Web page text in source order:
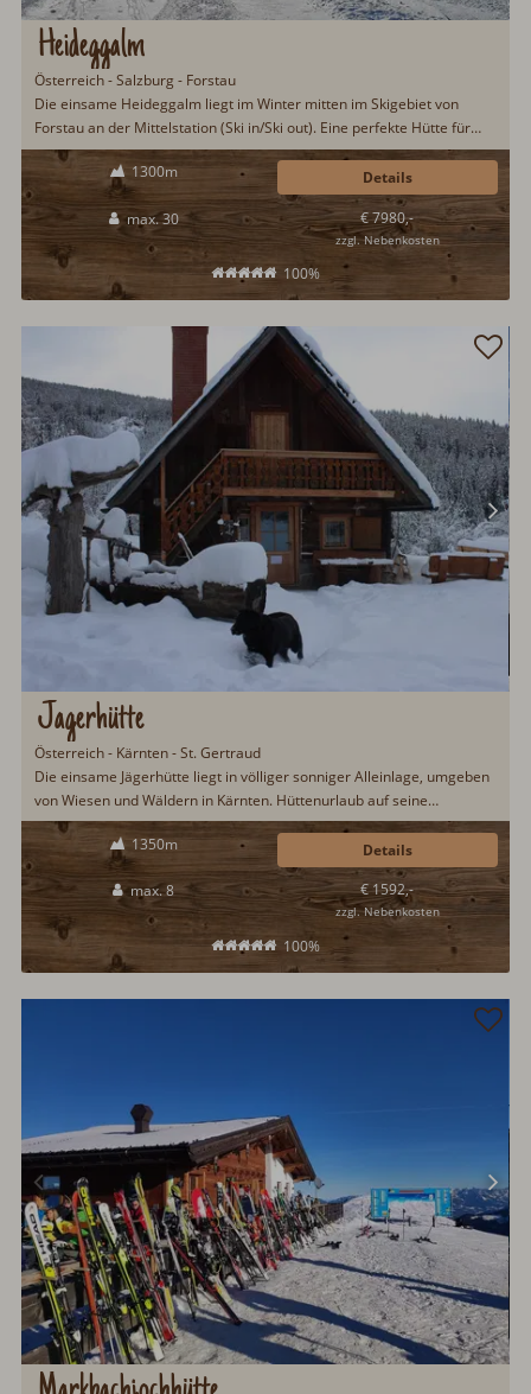
Heideggalm
Österreich - Salzburg - Forstau
Die einsame Heideggalm liegt im Winter mitten im Skigebiet von
Forstau an der Mittelstation (Ski in/Ski out). Eine perfekte Hütte für
Gruppen, Geburtstagsfeiern, Firmenevents oder Skizünfte.
Schlafplätze gibt es für 30 Gäste. Eine bestens ausgestattete
Gastroküche inkl. Zapfanlagen versprechen einen Hüttenurlaub vom
Feinsten...
1300m
max. 30
100%
€ 7980,-
zzgl. Nebenkosten
Details
Jagerhütte
Österreich - Kärnten - St. Gertraud
Die einsame Jägerhütte liegt in völliger sonniger Alleinlage, umgeben
von Wiesen und Wäldern in Kärnten. Hüttenurlaub auf seine
natürlichste und urigste Weise. Beim Betreten der Hütte, werden die
Gäste von duftendem Lärchen- und Zirbenholz begrüßt. Ein
wunderschöner Kachelofen sorgt an kühleren Tagen für eine warme
Hüttenstube...
1350m
max. 8
100%
€ 1592,-
zzgl. Nebenkosten
Details